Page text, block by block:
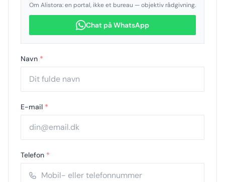
Om Alistora: en portal, ikke et bureau — objektiv rådgivning.
Chat på WhatsApp
Navn *
E-mail *
Telefon *